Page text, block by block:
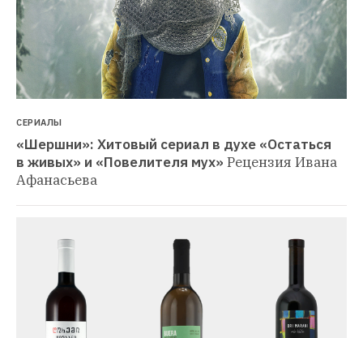
СЕРИАЛЫ
«Шершни»: Хитовый сериал в духе «Остаться
в живых» и «Повелителя мух» Рецензия Ивана
Афанасьева